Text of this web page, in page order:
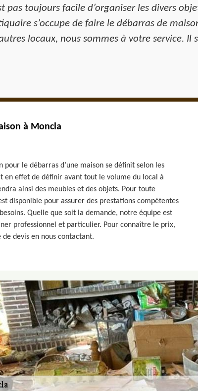
pas toujours facile d’organiser les divers
s’occupe de faire le débarras de
locaux, nous sommes à votre service.
à Moncla
pour le débarras d’une maison se définit selon les
en effet de définir avant tout le volume du local à
ainsi des meubles et des objets. Pour toute
disponible pour assurer des prestations compétentes
Quelle que soit la demande, notre équipe est
professionnel et particulier. Pour connaître le prix,
devis en nous contactant.